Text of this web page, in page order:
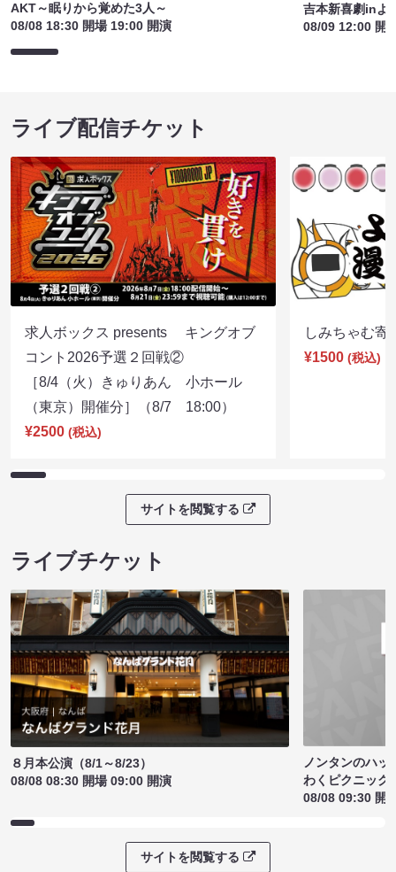
AKT～眠りから覚めた3人～
08/08 18:30 開場 19:00 開演
吉本新喜劇inよ
08/09 12:00 開
ライブ配信チケット
求人ボックス presents キングオブ
コント2026予選２回戦②
［8/4（火）きゅりあん 小ホール
（東京）開催分］（8/7 18:00）
¥2500 (税込)
しみちゃむ
¥1500 (税込)
サイトを閲覧する
ライブチケット
８月本公演（8/1～8/23）
08/08 08:30 開場 09:00 開演
ノンタンのハッ
わくピクニック
08/08 09:30 開
サイトを閲覧する